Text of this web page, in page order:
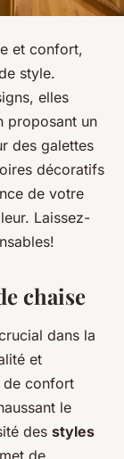
et confort,
style.
elles
proposant un
des galettes
décoratifs
de votre
Laissez-
chaise
dans la
et
de confort
le
des styles